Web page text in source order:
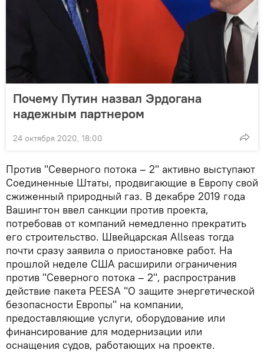
Почему Путин назвал Эрдогана
надежным партнером
24 октября 2020, 18:00
Против "Северного потока – 2" активно выступают
Соединенные Штаты, продвигающие в Европу свой
сжиженный природный газ. В декабре 2019 года
Вашингтон ввел санкции против проекта,
потребовав от компаний немедленно прекратить
его строительство. Швейцарская Allseas тогда
почти сразу заявила о приостановке работ. На
прошлой неделе США расширили ограничения
против "Северного потока – 2", распространив
действие пакета PEESA "О защите энергетической
безопасности Европы" на компании,
предоставляющие услуги, оборудование или
финансирование для модернизации или
оснащения судов, работающих на проекте.